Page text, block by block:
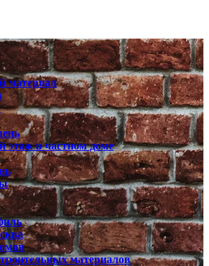
материал
этаж в частном доме
материалов